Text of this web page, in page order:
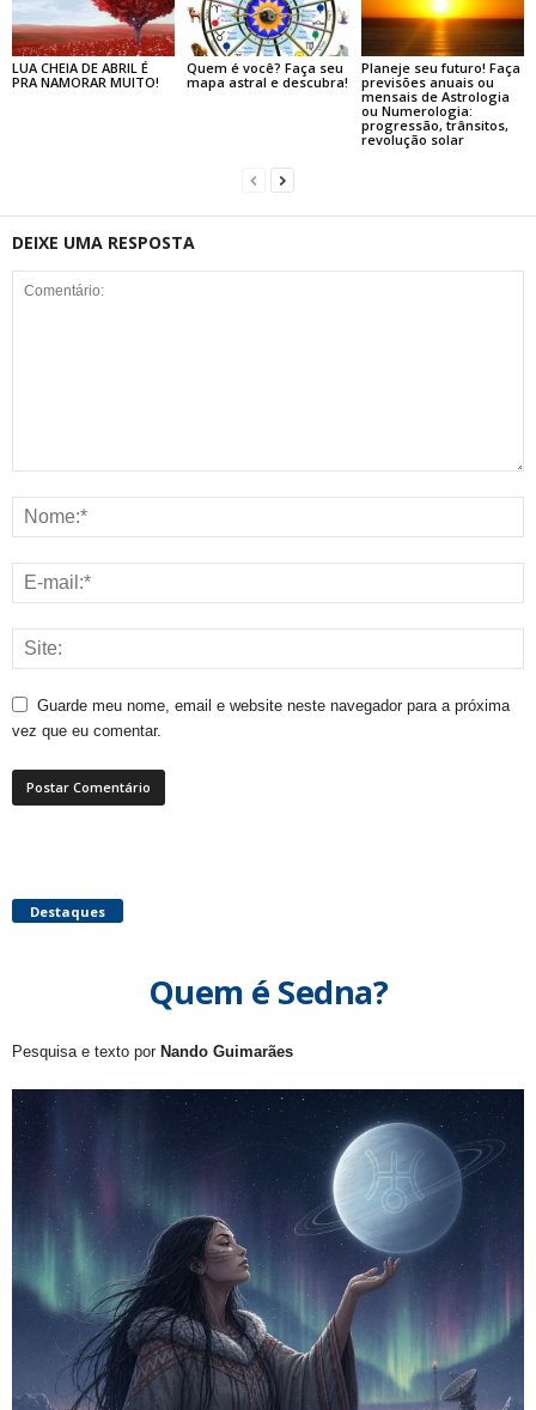
LUA CHEIA DE ABRIL É
PRA NAMORAR MUITO!
Quem é você? Faça seu
mapa astral e descubra!
Planeje seu futuro! Faça
previsões anuais ou
mensais de Astrologia
ou Numerologia:
progressão, trânsitos,
revolução solar
DEIXE UMA RESPOSTA
Guarde meu nome, email e website neste navegador para a próxima
vez que eu comentar.
Destaques
Quem é Sedna?
Pesquisa e texto por Nando Guimarães